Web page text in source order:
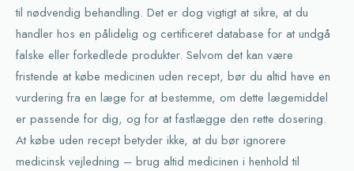
til nødvendig behandling. Det er dog vigtigt at sikre, at du
handler hos en pålidelig og certificeret database for at undgå
falske eller forkedlede produkter. Selvom det kan være
fristende at købe medicinen uden recept, bør du altid have en
vurdering fra en læge for at bestemme, om dette lægemiddel
er passende for dig, og for at fastlægge den rette dosering.
At købe uden recept betyder ikke, at du bør ignorere
medicinsk vejledning – brug altid medicinen i henhold til